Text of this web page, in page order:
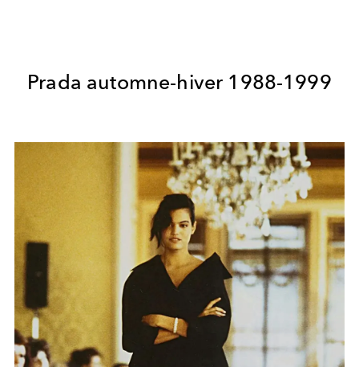
Prada automne-hiver 1988-1999